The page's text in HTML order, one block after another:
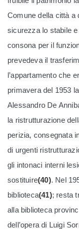
Comune della città a
sicurezza lo stabile
consona per il
prevedeva il
l’appartamento che
primavera del 1953
Alessandro De
la ristrutturazione
perizia, consegnata
di urgenti
gli intonaci interni
sostituire(40). Nel
biblioteca(41); resta
alla biblioteca
dell’opera di Luigi